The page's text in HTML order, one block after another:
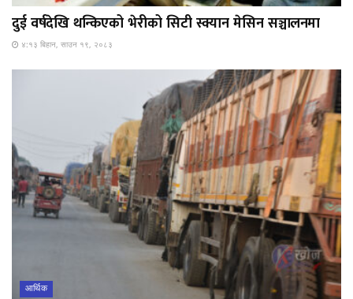
दुई वर्षदेखि थन्किएको भेरीको सिटी स्क्यान मेसिन सञ्चालनमा
४:१३ बिहान, साउन १९, २०८३
आर्थिक